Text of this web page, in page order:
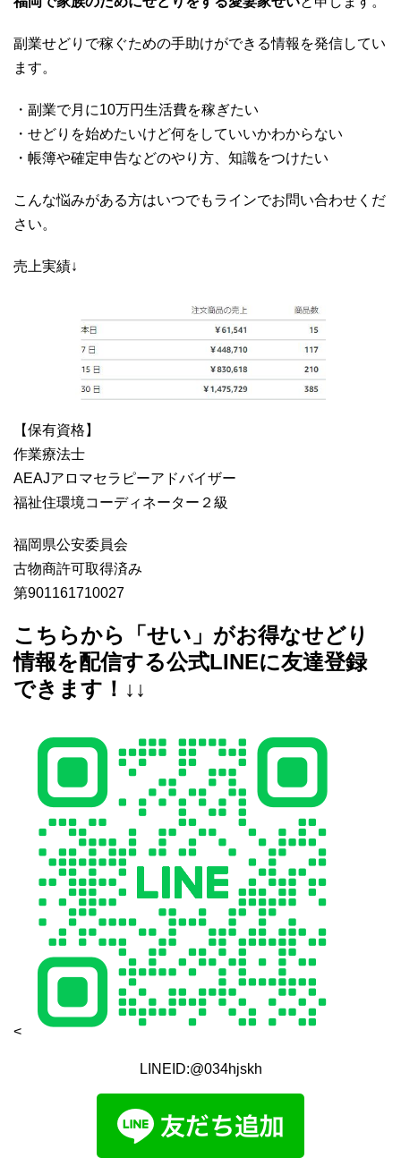
副業せどりで稼ぐための手助けができる情報を発信してい
ます。
・副業で月に10万円生活費を稼ぎたい
・せどりを始めたいけど何をしていいかわからない
・帳簿や確定申告などのやり方、知識をつけたい
こんな悩みがある方はいつでもラインでお問い合わせくだ
さい。
売上実績↓
【保有資格】
作業療法士
AEAJアロマセラピーアドバイザー
福祉住環境コーディネーター２級
福岡県公安委員会
古物商許可取得済み
第901161710027
こちらから「せい」がお得なせどり
情報を配信する公式LINEに友達登録
できます！↓↓
<
LINEID:@034hjskh